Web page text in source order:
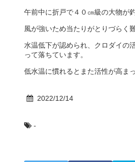
午前中に折戸で４０㎝級の大物が
風が強いため当たりがとりづらく
水温低下が認められ、クロダイの
って落ちています。
低水温に慣れるとまた活性が高ま
2022/12/14
-